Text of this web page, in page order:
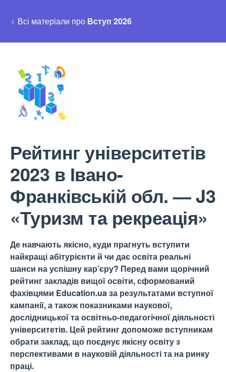
Всі матеріали про Вступ 2026
Рейтинг університетів
2023 в Івано-
Франківській обл. — J3
«Туризм та рекреація»
Де навчають якісно, куди прагнуть вступити
найкращі абітурієнти й чи дає освіта реальні
шанси на успішну кар’єру? Перед вами щорічний
рейтинг закладів вищої освіти, сформований
фахівцями Education.ua за результатами вступної
кампанії, а також показниками наукової,
дослідницької та освітньо-педагогічної діяльності
університетів. Цей рейтинг допоможе вступникам
обрати заклад, що поєднує якісну освіту з
перспективами в науковій діяльності та на ринку
праці.